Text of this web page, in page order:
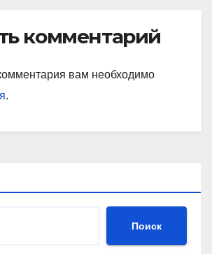
комментарий
вам необходимо
.
Поиск